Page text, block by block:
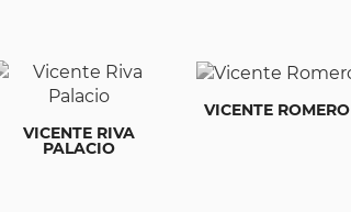
VICENTE RIVA
PALACIO
VICENTE ROMERO